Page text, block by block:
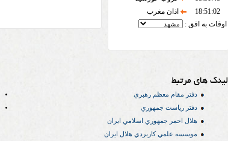
18:51:02
اذان مغرب
اوقات به افق :
لینک های مرتبط
دفتر مقام معظم رهبري
دفتر رياست جمهوري
هلال احمر جمهوري اسلامي ايران
موسسه علمي كاربردي هلال ایران